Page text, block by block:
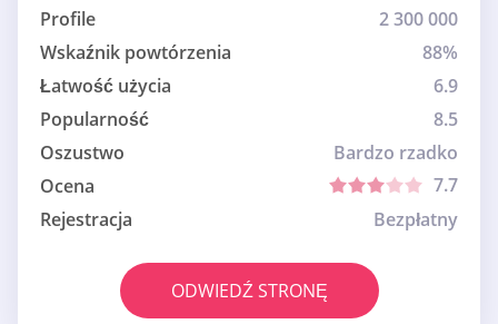
Profile
2 300 000
Wskaźnik powtórzenia
88%
Łatwość użycia
6.9
Popularność
8.5
Oszustwo
Bardzo rzadko
Ocena
7.7
Rejestracja
Bezpłatny
ODWIEDŹ STRONĘ